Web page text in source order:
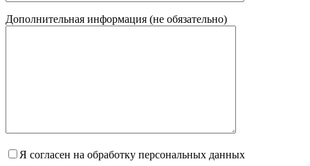
Дополнительная информация (не обязательно)
Я согласен на обработку персональных данных